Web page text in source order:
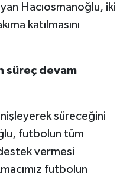
Hacıosmanoğlu, iki
katılmasını
süreç devam
süreceğini
futbolun tüm
vermesi
futbolun